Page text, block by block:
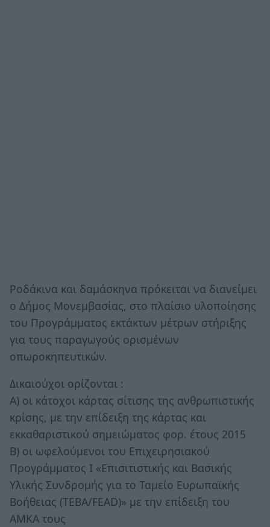
Ροδάκινα και δαμάσκηνα πρόκειται να διανείμει
ο Δήμος Μονεμβασίας, στο πλαίσιο υλοποίησης
του Προγράμματος εκτάκτων μέτρων στήριξης
για τους παραγωγούς ορισμένων
οπωροκηπευτικών.
Δικαιούχοι ορίζονται :
Α) οι κάτοχοι κάρτας σίτισης της ανθρωπιστικής
κρίσης, με την επίδειξη της κάρτας και
εκκαθαριστικού σημειώματος φορ. έτους 2015
Β) οι ωφελούμενοι του Επιχειρησιακού
Προγράμματος Ι «Επισιτιστικής και Βασικής
Υλικής Συνδρομής για το Ταμείο Ευρωπαϊκής
Βοήθειας (ΤΕΒΑ/FEAD)» με την επίδειξη του
ΑΜΚΑ τους